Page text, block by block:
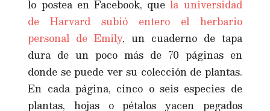
lo postea en Facebook, quela universidad
de Harvard subió entero el herbario
personal de Emily, un cuaderno de tapa
dura de un poco más de 70 páginas en
donde se puede ver su colección de plantas.
En cada página, cinco o seis especies de
plantas, hojas o pétalos yacen pegados